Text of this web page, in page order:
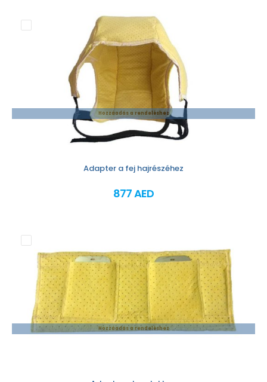
Hozzáadás a rendeléshez
Adapter a fej hajrészéhez
877 AED
Hozzáadás a rendeléshez